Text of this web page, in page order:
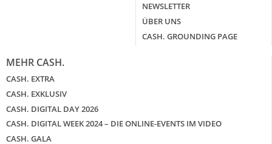
NEWSLETTER
ÜBER UNS
CASH. GROUNDING PAGE
MEHR CASH.
CASH. EXTRA
CASH. EXKLUSIV
CASH. DIGITAL DAY 2026
CASH. DIGITAL WEEK 2024 – DIE ONLINE-EVENTS IM VIDEO
CASH. GALA